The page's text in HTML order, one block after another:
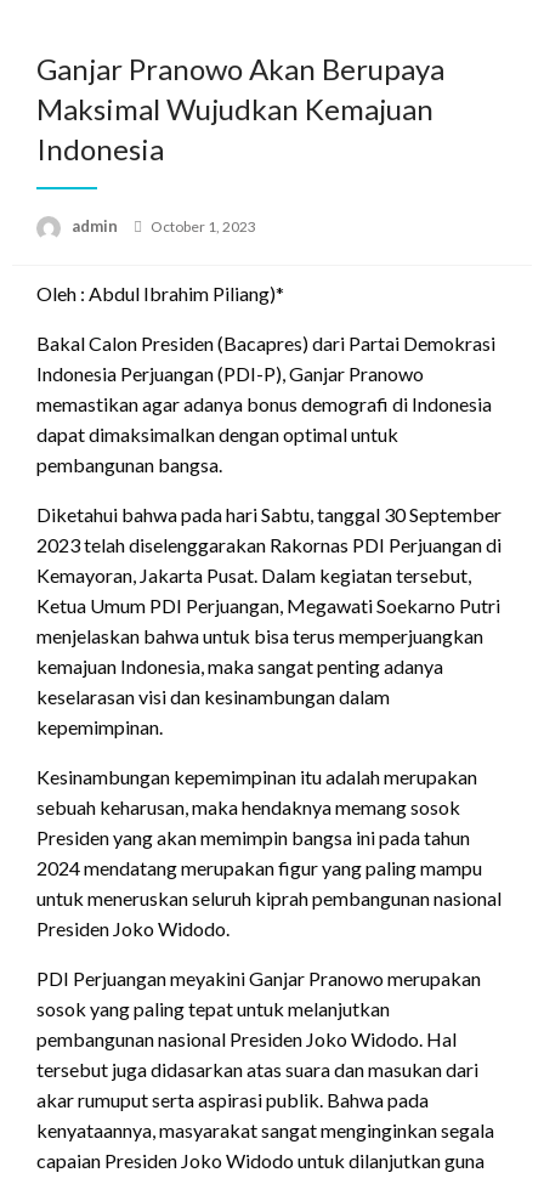
contentGanjar Pranowo Akan Berupaya
Maksimal Wujudkan Kemajuan
Indonesia
admin
Posted
October 1, 2023
Oleh : Abdul Ibrahim Piliang)*
Bakal Calon Presiden (Bacapres) dari Partai Demokrasi
Indonesia Perjuangan (PDI-P), Ganjar Pranowo
memastikan agar adanya bonus demografi di Indonesia
dapat dimaksimalkan dengan optimal untuk
pembangunan bangsa.
Diketahui bahwa pada hari Sabtu, tanggal 30 September
2023 telah diselenggarakan Rakornas PDI Perjuangan di
Kemayoran, Jakarta Pusat. Dalam kegiatan tersebut,
Ketua Umum PDI Perjuangan, Megawati Soekarno Putri
menjelaskan bahwa untuk bisa terus memperjuangkan
kemajuan Indonesia, maka sangat penting adanya
keselarasan visi dan kesinambungan dalam
kepemimpinan.
Kesinambungan kepemimpinan itu adalah merupakan
sebuah keharusan, maka hendaknya memang sosok
Presiden yang akan memimpin bangsa ini pada tahun
2024 mendatang merupakan figur yang paling mampu
untuk meneruskan seluruh kiprah pembangunan nasional
Presiden Joko Widodo.
PDI Perjuangan meyakini Ganjar Pranowo merupakan
sosok yang paling tepat untuk melanjutkan
pembangunan nasional Presiden Joko Widodo. Hal
tersebut juga didasarkan atas suara dan masukan dari
akar rumuput serta aspirasi publik. Bahwa pada
kenyataannya, masyarakat sangat menginginkan segala
capaian Presiden Joko Widodo untuk dilanjutkan guna